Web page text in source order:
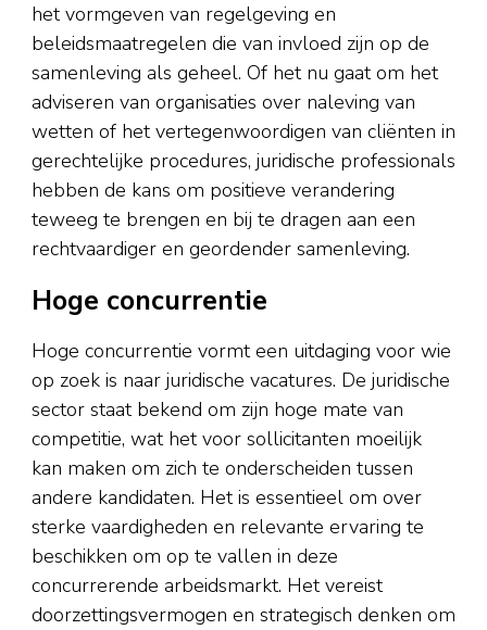
het vormgeven van regelgeving en
beleidsmaatregelen die van invloed zijn op de
samenleving als geheel. Of het nu gaat om het
adviseren van organisaties over naleving van
wetten of het vertegenwoordigen van cliënten in
gerechtelijke procedures, juridische professionals
hebben de kans om positieve verandering
teweeg te brengen en bij te dragen aan een
rechtvaardiger en geordender samenleving.
Hoge concurrentie
Hoge concurrentie vormt een uitdaging voor wie
op zoek is naar juridische vacatures. De juridische
sector staat bekend om zijn hoge mate van
competitie, wat het voor sollicitanten moeilijk
kan maken om zich te onderscheiden tussen
andere kandidaten. Het is essentieel om over
sterke vaardigheden en relevante ervaring te
beschikken om op te vallen in deze
concurrerende arbeidsmarkt. Het vereist
doorzettingsvermogen en strategisch denken om